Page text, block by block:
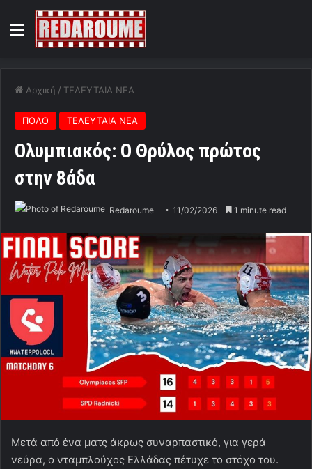
Menu
Αρχική / ΤΕΛΕΥΤΑΙΑ ΝΕΑ
ΠΟΛΟ ΤΕΛΕΥΤΑΙΑ ΝΕΑ
Ολυμπιακός: Ο Θρύλος πρώτος
στην 8άδα
Redaroume 11/02/2026 1 minute read
Μετά από ένα ματς άκρως συναρπαστικό, για γερά
νεύρα, ο νταμπλούχος Ελλάδας πέτυχε το στόχο του.